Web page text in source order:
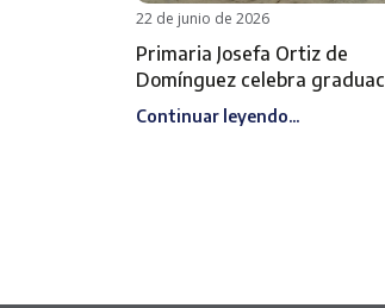
22 de junio de 2026
Primaria Josefa Ortiz de
Domínguez celebra
Continuar leyendo...